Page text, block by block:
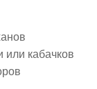
или кабачков